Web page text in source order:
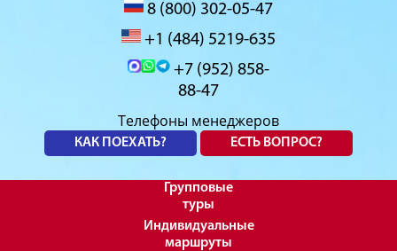
8 (800) 302-05-47
+1 (484) 5219-635
+7 (952) 858-
88-47
Телефоны менеджеров
КАК ПОЕХАТЬ? ЕСТЬ ВОПРОС?
Групповые
туры
Индивидуальные
маршруты